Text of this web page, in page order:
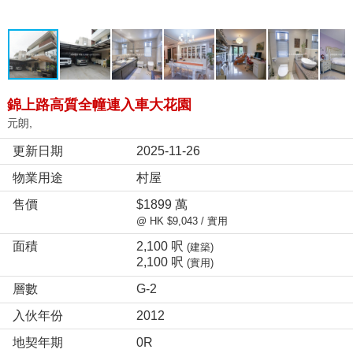
錦上路高質全幢連入車大花園
元朗,
更新日期
2025-11-26
物業用途
村屋
售價
$1899 萬
@ HK $9,043 / 實用
面積 2,100 呎 (建築)
2,100 呎 (實用)
層數
G-2
入伙年份
2012
地契年期
0R